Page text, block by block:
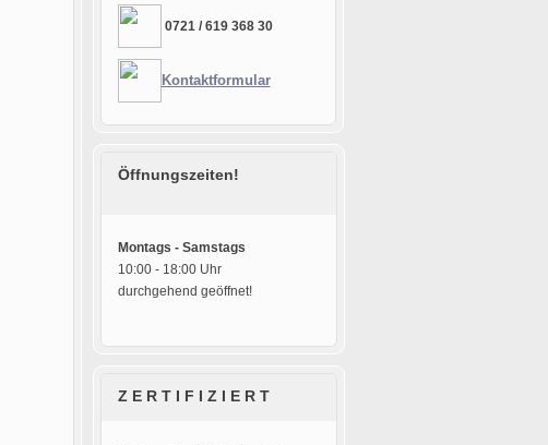
0721 / 619 368 30
Kontaktformular
Öffnungszeiten!
Montags - Samstags
10:00 - 18:00 Uhr
durchgehend geöffnet!
Z E R T I F I Z I E R T